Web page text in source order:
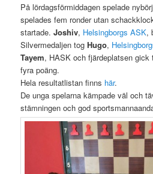
På lördagsförmiddagen spelade
spelades fem ronder utan
startade.Joshiv, Helsingborgs ASK,
Silvermedaljen togHugo,
Tayem, HASK och fjärdeplatsen
fyra poäng.
Hela resultatlistan finns här.
De unga spelarna kämpade väl och
stämningen och god